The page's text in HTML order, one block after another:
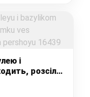
і
розсіл